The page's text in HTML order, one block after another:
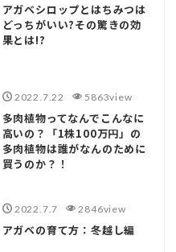
アガベシロップとはちみつは
どっちがいい?その驚きの効
果とは!?
2022.7.22 5863view
多肉植物ってなんでこんなに
高いの？「1株100万円」の
多肉植物は誰がなんのために
買うのか？！
2022.7.7 2846view
アガベの育て方：冬越し編